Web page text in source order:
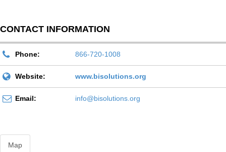
CONTACT INFORMATION
Phone: 866-720-1008
Website: www.bisolutions.org
Email: info@bisolutions.org
Map